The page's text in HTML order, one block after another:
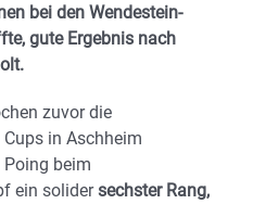
bei den Wendestein-
gute Ergebnis nach
zuvor die
in Aschheim
beim
ein solider sechster Rang,